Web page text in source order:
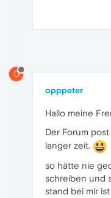
O
opppeter
Hallo meine
Der Forum
langer zeit.
so hätte nie
schreiben und
stand bei mir